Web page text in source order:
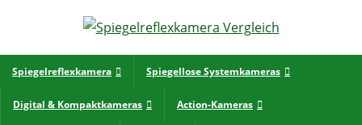
Spiegelreflexkamera Spiegellose Systemkameras
Digital & Kompaktkameras Action-Kameras